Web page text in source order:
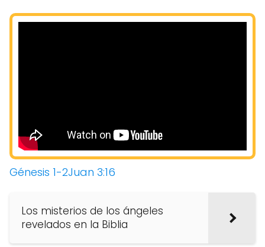
Génesis 1-2Juan 3:16
Los misterios de los ángeles
revelados en la Biblia